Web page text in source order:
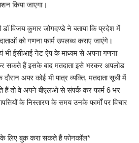
किया जाएगा।
डॉ विजय कुमार जोगदण्डे ने बताया कि प्रदेश में
को गणना फार्म उपलब्ध कराए जाएंगे।
भी ईसीआई नेट ऐप के माध्यम से अपना गणना
सकते हैं इसके बाद मतदाता इसे भरकर अपलोड
अपर कोई भी पात्र व्यक्ति, मतदाता सूची में
हैं तो वे अपने बीएलओ से संपर्क कर फार्म 6 भर
के निस्तारण के समय उनके फार्मों पर विचार
लिए बुक करा सकते हैं फोनकॉल*